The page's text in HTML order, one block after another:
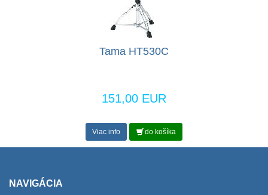
Tama HT530C
151,00 EUR
Viac info do košíka
NAVIGÁCIA